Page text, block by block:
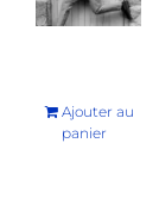
Ajouter au
panier